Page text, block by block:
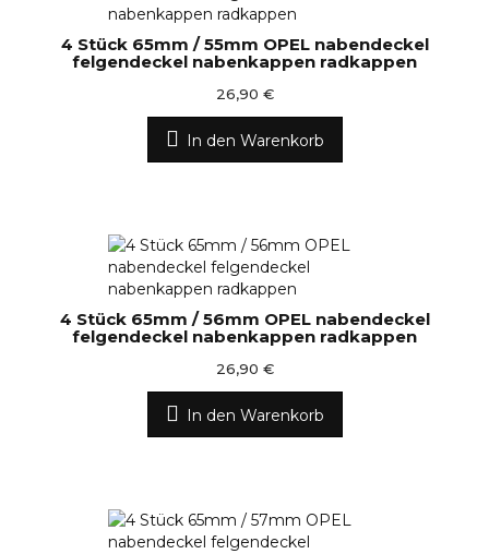
4 Stück 65mm / 55mm OPEL nabendeckel
felgendeckel nabenkappen radkappen
26,90 €
In den Warenkorb
4 Stück 65mm / 56mm OPEL nabendeckel
felgendeckel nabenkappen radkappen
26,90 €
In den Warenkorb